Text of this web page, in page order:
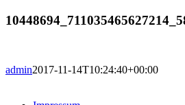
admin2017-11-14T10:24:40+00:00